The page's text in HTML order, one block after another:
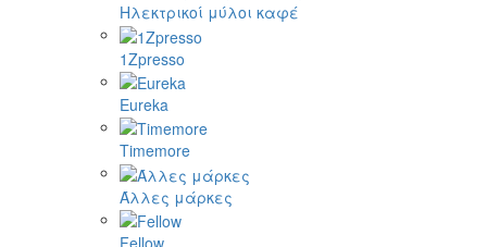
Ηλεκτρικοί μύλοι καφέ
1Zpresso
Eureka
Timemore
Άλλες μάρκες